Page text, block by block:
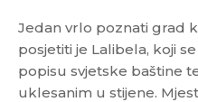
Jedan vrlo poznati grad
posjetiti je Lalibela, koji
popisu svjetske baštine
uklesanim u stijene.